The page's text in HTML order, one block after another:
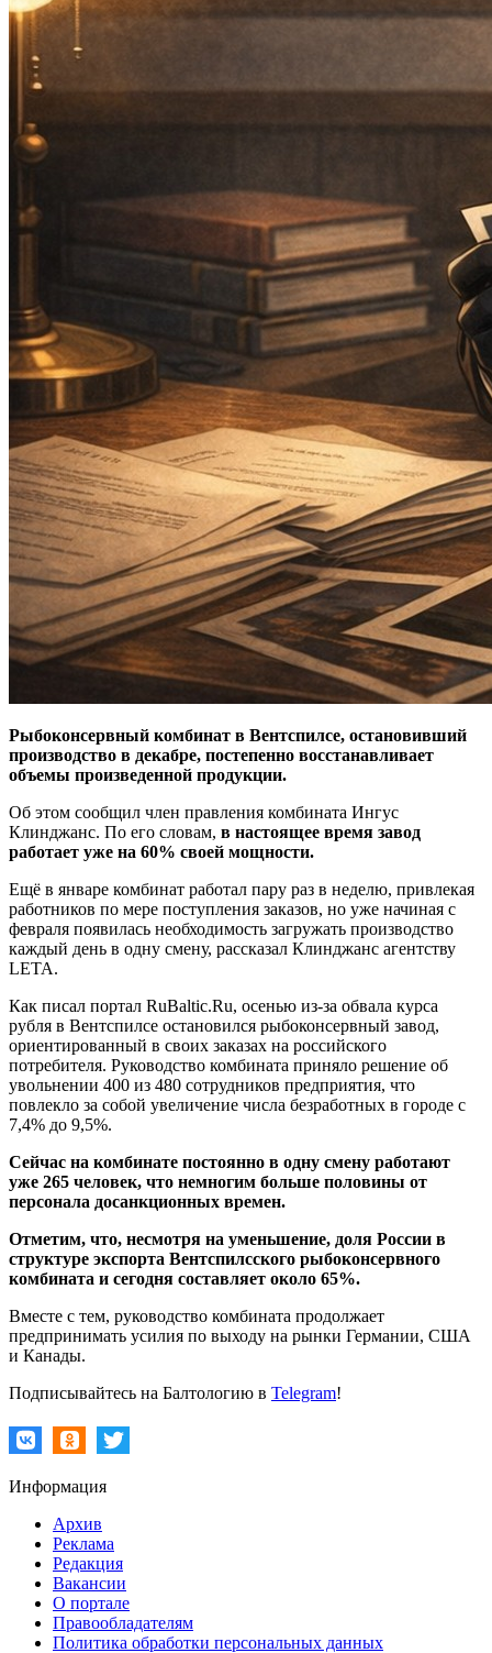
Рыбоконсервный комбинат в Вентспилсе, остановивший
производство в декабре, постепенно восстанавливает
объемы произведенной продукции.
Об этом сообщил член правления комбината Ингус
Клинджанс. По его словам, в настоящее время завод
работает уже на 60% своей мощности.
Ещё в январе комбинат работал пару раз в неделю, привлекая
работников по мере поступления заказов, но уже начиная с
февраля появилась необходимость загружать производство
каждый день в одну смену, рассказал Клинджанс агентству
LETA.
Как писал портал RuBaltic.Ru, осенью из-за обвала курса
рубля в Вентспилсе остановился рыбоконсервный завод,
ориентированный в своих заказах на российского
потребителя. Руководство комбината приняло решение об
увольнении 400 из 480 сотрудников предприятия, что
повлекло за собой увеличение числа безработных в городе с
7,4% до 9,5%.
Сейчас на комбинате постоянно в одну смену работают
уже 265 человек, что немногим больше половины от
персонала досанкционных времен.
Отметим, что, несмотря на уменьшение, доля России в
структуре экспорта Вентспилсского рыбоконсервного
комбината и сегодня составляет около 65%.
Вместе с тем, руководство комбината продолжает
предпринимать усилия по выходу на рынки Германии, США
и Канады.
Подписывайтесь на Балтологию в Telegram!
Информация
Архив
Реклама
Редакция
Вакансии
О портале
Правообладателям
Политика обработки персональных данных